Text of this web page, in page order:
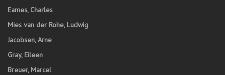
Eames, Charles
Mies van der Rohe, Ludwig
Jacobsen, Arne
Gray, Eileen
Breuer, Marcel